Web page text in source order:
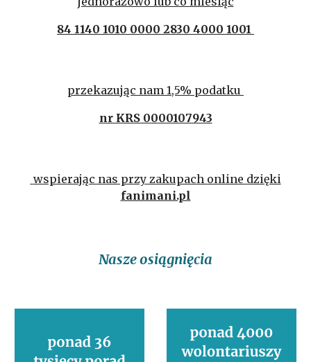
84 1140 1010 0000 2830 4000 1001
przekazując nam 1,5% podatku
nr KRS 0000107943
wspierając nas przy zakupach online dzięki
fanimani.pl
Nasze osiągnięcia